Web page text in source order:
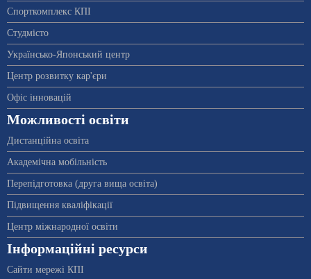
Спорткомплекс КПІ
Студмісто
Українсько-Японський центр
Центр розвитку кар'єри
Офіс інновацій
Можливості освіти
Дистанційна освіта
Академічна мобільність
Перепідготовка (друга вища освіта)
Підвищення кваліфікації
Центр міжнародної освіти
Інформаційні ресурси
Сайти мережі КПІ